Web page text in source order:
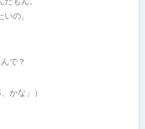
の。
で？
かな」）